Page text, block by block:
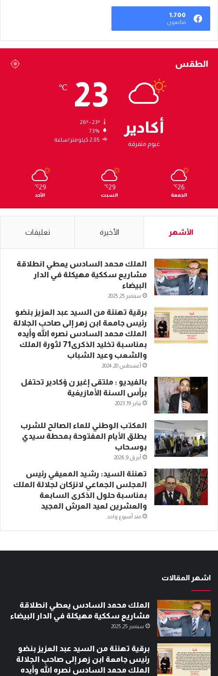
1٬700
متابعون
الطقس
أكادير
غيوم متفرقة
23
℃
73%
2.85 كيلومتر/ساعة
26
℃
الجمعة
29
℃
السبت
29
℃
الأحد
الأشهر الأخيرة تعليقات
الملك محمد السادس يعطي انطلاقة
مشاريع سككية مهيكلة في الدار
البيضاء
سبتمبر 25, 2025
برقية تهنئة من السيد عبد العزيز بنضو
رئيس جامعة ابن زهر إلى صاحب الجلالة
الملك محمد السادس نصره الله وأيده
بمناسبة تخليد الذكرى71 لثورة الملك
والشعب وعيد الشباب
أغسطس 20, 2024
بالفيديو : ملتقى إغير ن ؤكادير تحتفل
برأس السنة الأمازيغية
يناير 19, 2023
المكتب الوطني للماء الصالح للشرب
يطلق الأيام المفتوحة بمحطة سيدي
بوسحاب
أبريل 9, 2026
تهنئة السيد: رشيد المعيفي رئيس
المجلس الجماعي لانزكان لجلالة الملك
بمناسبة حلول الذكرى السابعة
والعشرين لعيد العرش المجيد
منذ أسبوع واحد
اشهر المقالات
الملك محمد السادس يعطي انطلاقة
مشاريع سككية مهيكلة في الدار البيضاء
سبتمبر 25, 2025
برقية تهنئة من السيد عبد العزيز بنضو
رئيس جامعة ابن زهر إلى صاحب الجلالة
الملك محمد السادس نصره الله وأيده